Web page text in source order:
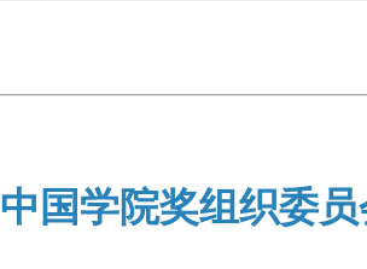
中国学院奖组织委